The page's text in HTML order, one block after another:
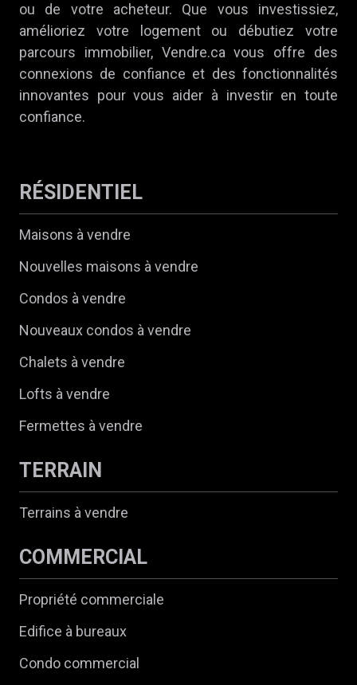
ou de votre acheteur. Que vous investissiez,
amélioriez votre logement ou débutiez votre
parcours immobilier, Vendre.ca vous offre des
connexions de confiance et des fonctionnalités
innovantes pour vous aider à investir en toute
confiance.
RÉSIDENTIEL
Maisons à vendre
Nouvelles maisons à vendre
Condos à vendre
Nouveaux condos à vendre
Chalets à vendre
Lofts à vendre
Fermettes à vendre
TERRAIN
Terrains à vendre
COMMERCIAL
Propriété commerciale
Edifice à bureaux
Condo commercial